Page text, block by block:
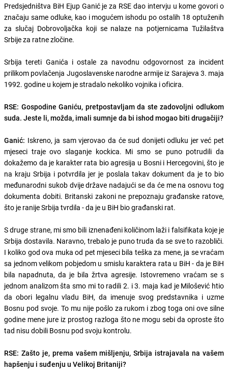
Predsjedništva BiH Ejup Ganić je za RSE dao intervju u kome govori o
značaju same odluke, kao i mogućem ishodu po ostalih 18 optuženih
za slučaj Dobrovoljačka koji se nalaze na potjernicama Tužilaštva
Srbije za ratne zločine.
Srbija tereti Ganića i ostale za navodnu odgovornost za incident
prilikom povlačenja Jugoslavenske narodne armije iz Sarajeva 3. maja
1992. godine u kojem je stradalo nekoliko vojnika i oficira.
RSE: Gospodine Ganiću, pretpostavljam da ste zadovoljni odlukom
suda. Jeste li, možda, imali sumnje da bi ishod mogao biti drugačiji?
Ganić: Iskreno, ja sam vjerovao da će sud donijeti odluku jer već pet
mjeseci traje ovo slaganje kockica. Mi smo se puno potrudili da
dokažemo da je karakter rata bio agresija u Bosni i Hercegovini, što je
na kraju Srbija i potvrdila jer je poslala takav dokument da je to bio
međunarodni sukob dvije države nadajući se da će me na osnovu tog
dokumenta dobiti. Britanski zakoni ne prepoznaju građanske ratove,
što je ranije Srbija tvrdila - da je u BiH bio građanski rat.
S druge strane, mi smo bili iznenađeni količinom laži i falsifikata koje je
Srbija dostavila. Naravno, trebalo je puno truda da se sve to razobliči.
I koliko god ova muka od pet mjeseci bila teška za mene, ja se vraćam
sa jednom velikom pobjedom u smislu karaktera rata u BiH - da je BiH
bila napadnuta, da je bila žrtva agresije. Istovremeno vraćam se s
jednom analizom šta smo mi to radili 2. i 3. maja kad je Milošević htio
da obori legalnu vladu BiH, da imenuje svog predstavnika i uzme
Bosnu pod svoje. To mu nije pošlo za rukom i zbog toga oni ove silne
godine mene jure iz prostog razloga što ne mogu sebi da oproste što
tad nisu dobili Bosnu pod svoju kontrolu.
RSE: Zašto je, prema vašem mišljenju, Srbija istrajavala na vašem
hapšenju i suđenju u Velikoj Britaniji?